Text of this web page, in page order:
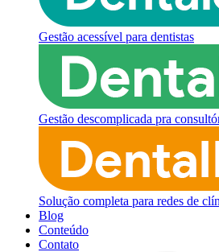
Gestão acessível para dentistas
Gestão descomplicada pra
Solução completa para redes de
Blog
Conteúdo
Contato